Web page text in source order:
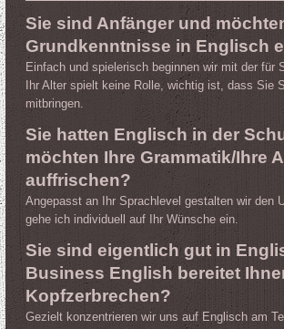
Sie sind Anfänger und
Grundkenntnisse in Englisch
Einfach und spielerisch beginnen wir mit der für
Ihr Alter spielt keine Rolle, wichtig ist, dass Sie
mitbringen.
Sie hatten Englisch in der
möchten Ihre Grammatik/Ihre
auffrischen?
Angepasst an Ihr Sprachlevel gestalten wir den
gehe ich individuell auf Ihr Wünsche ein.
Sie sind eigentlich gut in
Business English bereitet
Kopfzerbrechen?
Gezielt konzentrieren wir uns auf Englisch am